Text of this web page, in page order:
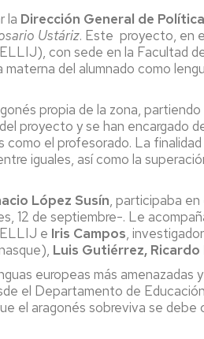
la Dirección General de
Ustáriz. Este proyecto, en
con sede en la Facultad
del alumnado como
propia de la zona,
proyecto y se han encargado
el profesorado. La
iguales, así como la
López Susín, participaba
12 de septiembre-. Le
e Iris Campos,
Luis Gutiérrez,
europeas más
el Departamento de
el aragonés sobreviva se